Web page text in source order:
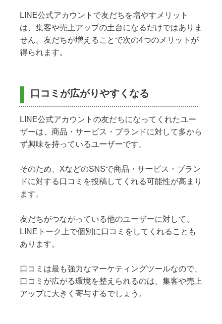
LINE公式アカウントで友だちを増やすメリット
は、集客や売上アップの土台になるだけではありま
せん。友だちが増えることで次の4つのメリットが
得られます。
口コミが広がりやすくなる
LINE公式アカウントの友だちになってくれたユー
ザーは、商品・サービス・ブランドに対して多から
ず興味を持っているユーザーです。
そのため、XなどのSNSで商品・サービス・ブラン
ドに対する口コミを投稿してくれる可能性が高まり
ます。
友だちがつながっている他のユーザーに対して、
LINEトーク上で個別に口コミをしてくれることも
あります。
口コミは最も強力なマーケティングツールなので、
口コミが広がる環境を整えられるのは、集客や売上
アップに大きく寄与するでしょう。